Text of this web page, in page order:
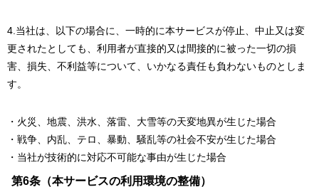
4.当社は、以下の場合に、一時的に本サービスが停止、中止又は変
更されたとしても、利用者が直接的又は間接的に被った一切の損
害、損失、不利益等について、いかなる責任も負わないものとしま
す。
・火災、地震、洪水、落雷、大雪等の天変地異が生じた場合
・戦争、内乱、テロ、暴動、騒乱等の社会不安が生じた場合
・当社が技術的に対応不可能な事由が生じた場合
第6条（本サービスの利用環境の整備）